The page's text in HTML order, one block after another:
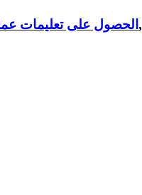
, الحصول على تعليمات